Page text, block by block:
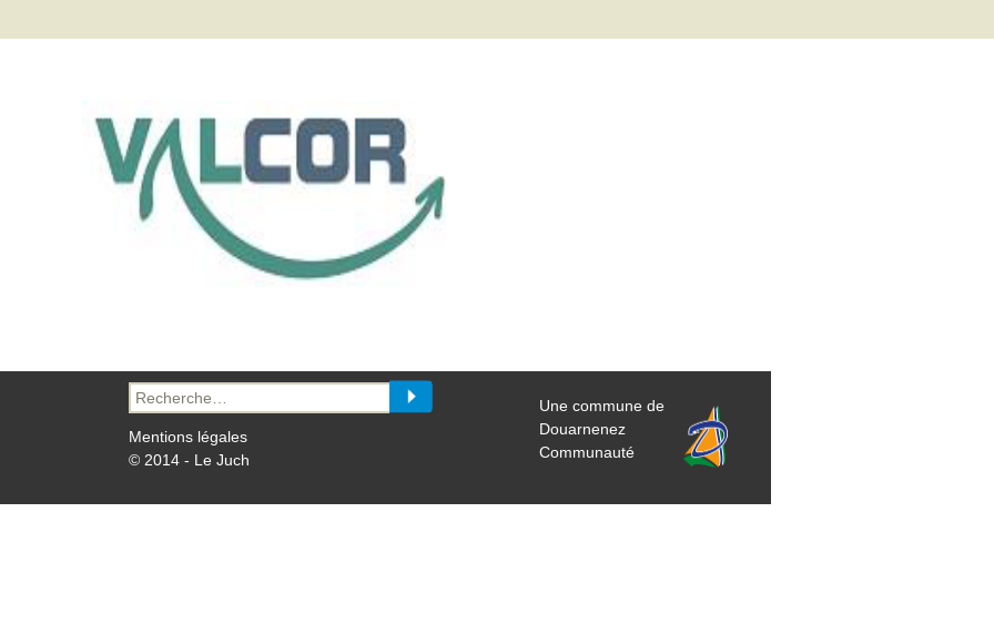
Recherche
pour :
Mentions légales
© 2014 - Le Juch
Une commune de
Douarnenez
Communauté